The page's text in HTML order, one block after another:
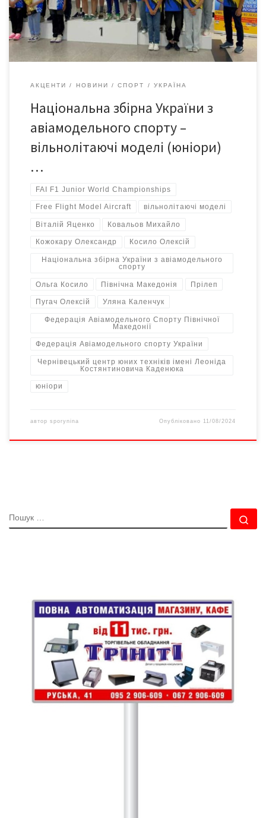
Free Flight Model Aircraft (Classes F1A, F1B, F1P) Вітаємо
Національну збірну України з авіамодельного […]
АКЦЕНТИ НОВИНИ СПОРТ УКРАЇНА
Національна збірна України з
авіамодельного спорту –
вільнолітаючі моделі (юніори)
…
FAI F1 Junior World Championships
Free Flight Model Aircraft вільнолітаючі моделі
Віталій Яценко Ковальов Михайло
Кожокару Олександр Косило Олексій
Національна збірна України з авіамодельного
спорту
Ольга Косило Північна Македонія Прілеп
Пугач Олексій Уляна Каленчук
Федерація Авіамодельного Спорту Північної
Македонії
Федерація Авіамодельного спорту України
Чернівецький центр юних техніків імені Леоніда
Костянтиновича Каденюка
юніори
автор sporynina Опубліковано 11/08/2024
ПОШУК